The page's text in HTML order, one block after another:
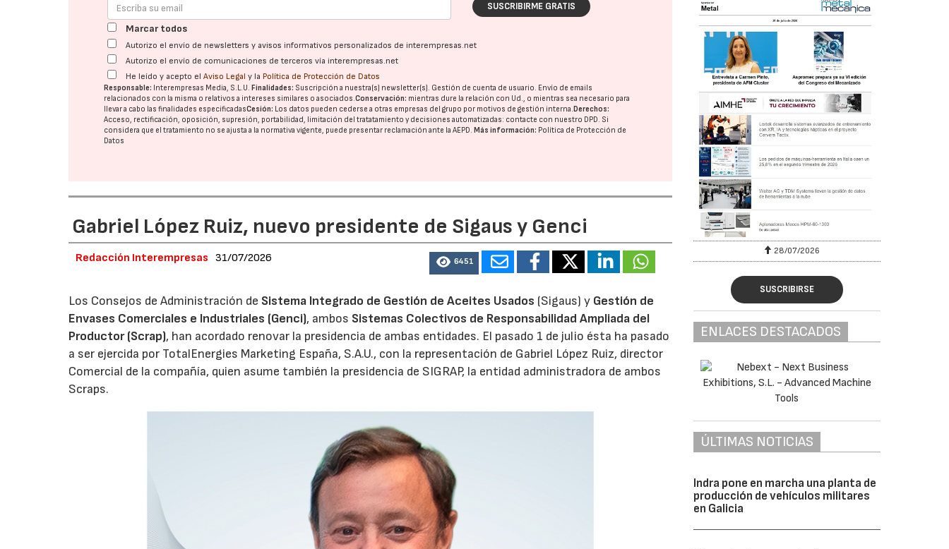
SUSCRIBIRME GRATIS
Marcar todos
Autorizo el envío de newsletters y avisos informativos personalizados de interempresas.net
Autorizo el envío de comunicaciones de terceros vía interempresas.net
He leído y acepto elAviso Legal y la Política de Protección de Datos
Responsable: Interempresas Media, S.L.U. Finalidades: Suscripción a nuestra(s) newsletter(s). Gestión de cuenta de usuario. Envío de emails
relacionados con la misma o relativos a intereses similares o asociados.Conservación: mientras dure la relación con Ud., o mientras sea necesario para
llevar a cabo las finalidades especificadasCesión: Los datos pueden cederse a otras empresas del grupo por motivos de gestión interna. Derechos:
Acceso, rectificación, oposición, supresión, portabilidad, limitación del tratatamiento y decisiones automatizadas: contacte con nuestro DPD. Si
considera que el tratamiento no se ajusta a la normativa vigente, puede presentar reclamación ante laAEPD. Más información: Política de Protección de
Datos
Gabriel López Ruiz, nuevo presidente de Sigaus y Genci
Redacción Interempresas 31/07/2026 6451
Los Consejos de Administración de Sistema Integrado de Gestión de Aceites Usados (Sigaus) y Gestión de
Envases Comerciales e Industriales (Genci), ambos Sistemas Colectivos de Responsabilidad Ampliada del
Productor (Scrap), han acordado renovar la presidencia de ambas entidades. El pasado 1 de julio ésta ha pasado
a ser ejercida por TotalEnergies Marketing España, S.A.U., con la representación de Gabriel López Ruiz, director
Comercial de la compañía, quien asume también la presidencia de SIGRAP, la entidad administradora de ambos
Scraps.
28/07/2026 30/07/2026 28/07/2026
SUSCRIBIRSE
ENLACES DESTACADOS
ÚLTIMAS NOTICIAS
Indra pone en marcha una planta de
producción de vehículos militares
en Galicia